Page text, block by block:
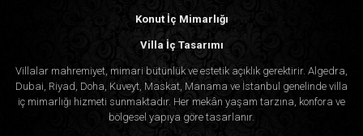
Konut İç Mimarlığı
Villa İç Tasarımı
Villalar mahremiyet, mimari bütünlük ve estetik açıklık gerektirir. Algedra,
Dubai, Riyad, Doha, Kuveyt, Maskat, Manama ve İstanbul genelinde villa
iç mimarlığı hizmeti sunmaktadır. Her mekân yaşam tarzına, konfora ve
bölgesel yapıya göre tasarlanır.